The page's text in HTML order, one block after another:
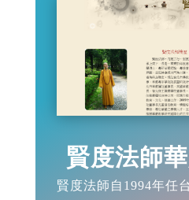
賢度法師
賢度法師自1994年任